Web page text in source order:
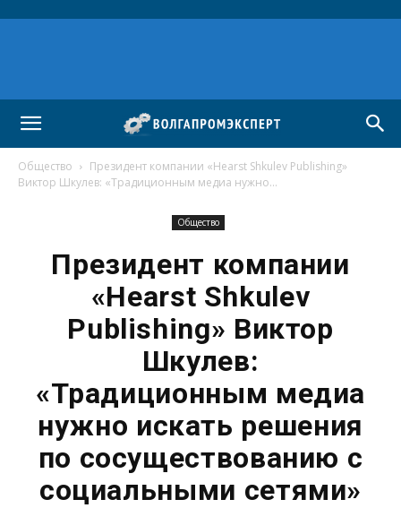
Общество
Президент компании «Hearst Shkulev Publishing»
Виктор Шкулев: «Традиционным медиа нужно...
Общество
Президент компании
«Hearst Shkulev
Publishing» Виктор
Шкулев:
«Традиционным медиа
нужно искать решения
по сосуществованию с
социальными сетями»